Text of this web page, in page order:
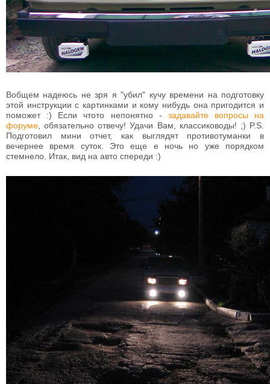
Вобщем надеюсь не зря я "убил" кучу времени на подготовку
этой инструкции с картинками и кому нибудь она пригодится и
поможет :) Если чтото непонятно - задавайте вопросы на
форуме, обязательно отвечу! Удачи Вам, классиководы! ;) P.S.
Подготовил мини отчет, как выглядят противотуманки в
вечернее время суток. Это еще е ночь но уже порядком
стемнело. Итак, вид на авто спереди :)